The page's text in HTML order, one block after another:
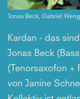
Jonas Beck, Gabriel
Kardan - das
Jonas Beck
(Tenorsaxofon +
von Janine